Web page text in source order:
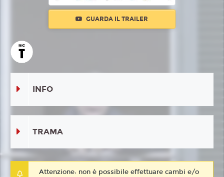
GUARDA IL TRAILER
INFO
TRAMA
Attenzione: non è possibile effettuare cambi e/o